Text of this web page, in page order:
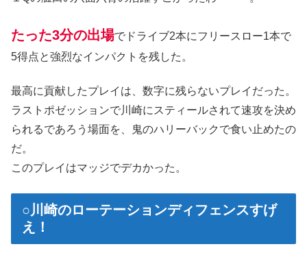
たった3分の出場でドライブ2本にフリースロー1本で
5得点と強烈なインパクトを残した。
最高に貢献したプレイは、数字に残らないプレイだった。
ラストポゼッションで川崎にスティールされて速攻を決め
られるであろう場面を、鬼のハリーバックで食い止めたの
だ。
このプレイはマッジでデカかった。
○川崎のローテーションディフェンスすげ
え！